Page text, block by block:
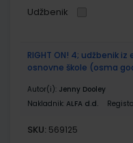
Udžbenik
RIGHT ON! 4; udžbenik
osnovne škole (osma
Autor(i): Jenny Dooley
Nakladnik: ALFA d.d.
SKU: 569125